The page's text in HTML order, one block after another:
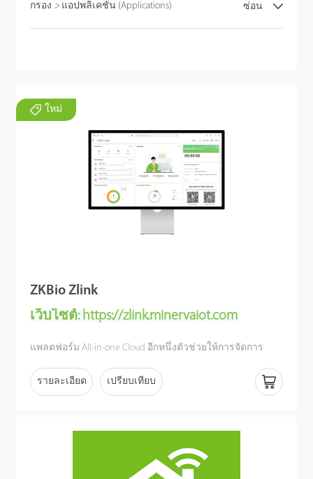
กรอง > แอปพลิเคชั่น (Applications) ซ่อน
ใหม่
ZKBio Zlink
เว็บไซต์: https://zlink.minervaiot.com
แพลตฟอร์ม All-in-one Cloud อีกหนึ่งตัวช่วยให้การจัดการ
ออกแบบมาเพื่อความสะดวก การใช้งานง่าย ผ่านมือถือ
มาพร้อมกับฟังก์ชั่นมากมายในการจัดการเวลาเข้างาน การ
ZKTeco ได้พัฒนา ZKBio Zlink ซึ่งใช้
แพลตฟอร์ม Minerva IoT เพื่อปรับปรุงประสิทธิภาพการทำงาน
รายละเอียด เปรียบเทียบ